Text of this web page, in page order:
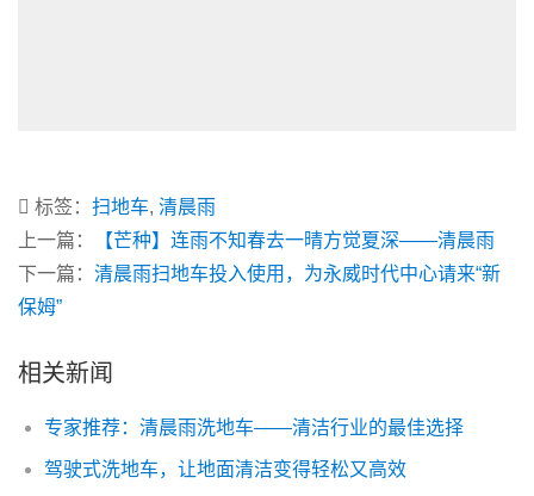
标签： 扫地车, 清晨雨
上一篇：
【芒种】连雨不知春去一晴方觉夏深——清晨雨
下一篇： 清晨雨扫地车投入使用，为永威时代中心请来“新
保姆”
相关新闻
专家推荐：清晨雨洗地车——清洁行业的最佳选择
驾驶式洗地车，让地面清洁变得轻松又高效